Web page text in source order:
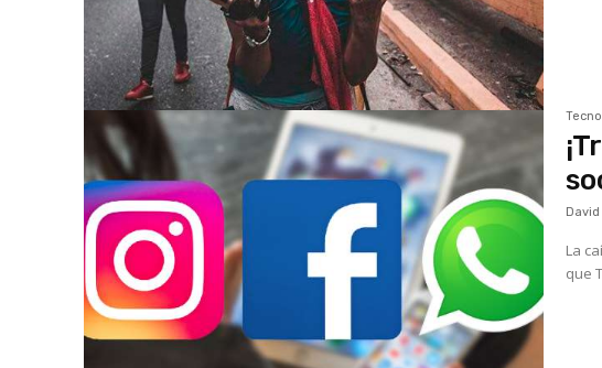
La
que